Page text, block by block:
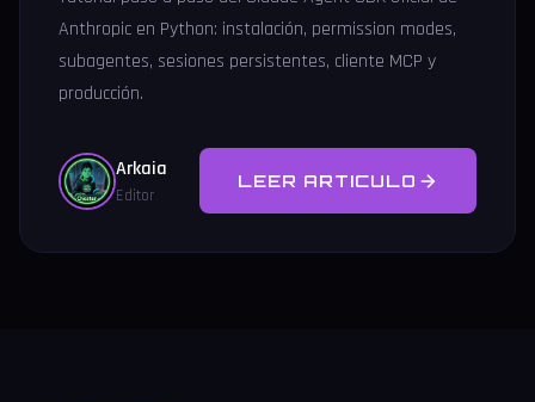
Anthropic en Python: instalación, permission modes,
subagentes, sesiones persistentes, cliente MCP y
producción.
Arkaia
Editor
LEER ARTICULO